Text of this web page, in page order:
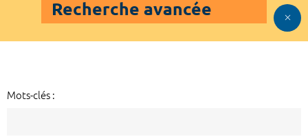
Recherche avancée
Mots-clés :